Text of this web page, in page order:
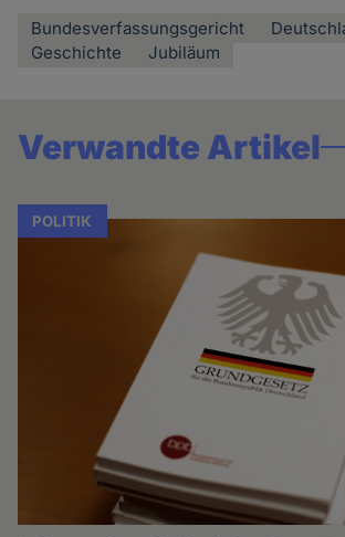
Bundesverfassungsgericht
Geschichte
Jubiläum
Verwandte Artikel
POLITIK